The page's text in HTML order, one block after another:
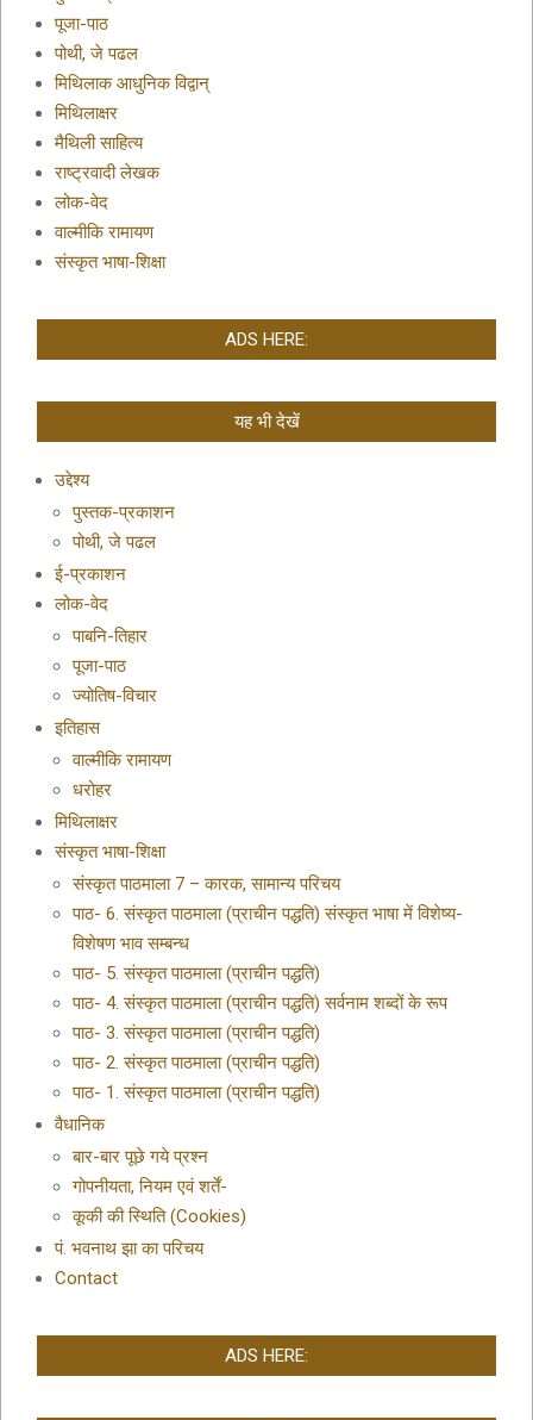
पूजा-पाठ
पोथी, जे पढल
मिथिलाक आधुनिक विद्वान्
मिथिलाक्षर
मैथिली साहित्य
राष्ट्रवादी लेखक
लोक-वेद
वाल्मीकि रामायण
संस्कृत भाषा-शिक्षा
ADS HERE:
यह भी देखें
उद्देश्य
पुस्तक-प्रकाशन
पोथी, जे पढल
ई-प्रकाशन
लोक-वेद
पाबनि-तिहार
पूजा-पाठ
ज्योतिष-विचार
इतिहास
वाल्मीकि रामायण
धरोहर
मिथिलाक्षर
संस्कृत भाषा-शिक्षा
संस्कृत पाठमाला 7 – कारक, सामान्य परिचय
पाठ- 6. संस्कृत पाठमाला (प्राचीन पद्धति) संस्कृत भाषा में विशेष्य-
विशेषण भाव सम्बन्ध
पाठ- 5. संस्कृत पाठमाला (प्राचीन पद्धति)
पाठ- 4. संस्कृत पाठमाला (प्राचीन पद्धति) सर्वनाम शब्दों के रूप
पाठ- 3. संस्कृत पाठमाला (प्राचीन पद्धति)
पाठ- 2. संस्कृत पाठमाला (प्राचीन पद्धति)
पाठ- 1. संस्कृत पाठमाला (प्राचीन पद्धति)
वैधानिक
बार-बार पूछे गये प्रश्न
गोपनीयता, नियम एवं शर्तें-
कूकी की स्थिति (Cookies)
पं. भवनाथ झा का परिचय
Contact
ADS HERE: